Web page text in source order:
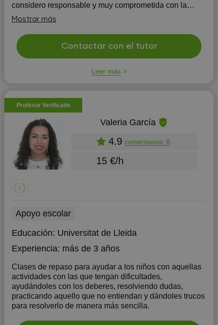
considero responsable y muy comprometida con la
educación de mis alumnos. Soy organizada y dinámica
en mi trabajo y exigente con mis estudiantes, pero t...
Mostrar más
Contactar con el tutor
Leer más
Profesor Verificado
Valeria García
4.9 comentarios: 8
15 €/h
Apoyo escolar
Educación: Universitat de Lleida
Experiencia: más de 3 años
Clases de repaso para ayudar a los niños con aquellas
actividades con las que tengan dificultades,
ayudándoles con los deberes, resolviendo dudas,
practicando aquello que no entiendan y dándoles trucos
para resolverlo de manera más sencilla.